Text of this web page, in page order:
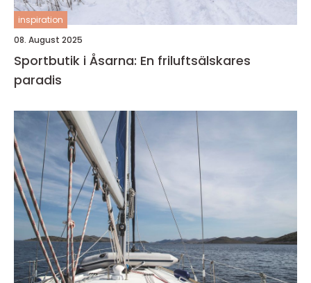
inspiration
08. August 2025
Sportbutik i Åsarna: En friluftsälskares
paradis